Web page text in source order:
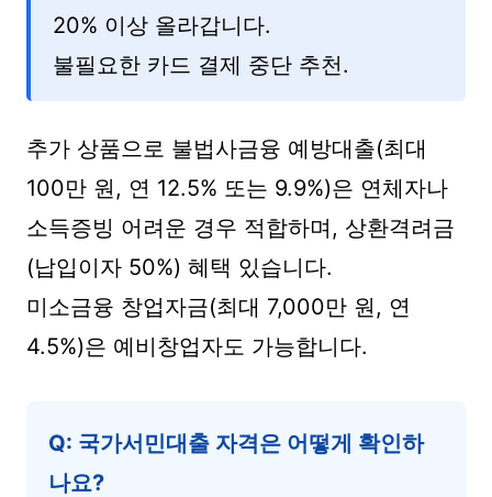
20% 이상 올라갑니다.
불필요한 카드 결제 중단 추천.
추가 상품으로 불법사금융 예방대출(최대
100만 원, 연 12.5% 또는 9.9%)은 연체자나
소득증빙 어려운 경우 적합하며, 상환격려금
(납입이자 50%) 혜택 있습니다.
미소금융 창업자금(최대 7,000만 원, 연
4.5%)은 예비창업자도 가능합니다.
Q: 국가서민대출 자격은 어떻게 확인하
나요?